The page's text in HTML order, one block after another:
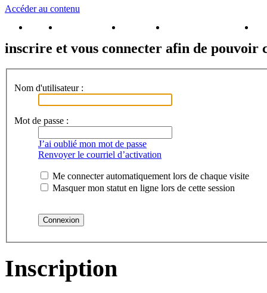
Accéder au contenu
Accueil
Inscrivez-vous ! Connexion Brochure Puy du Fou
inscrire et vous connecter afin de pouvoir
Nom d'utilisateur :
Mot de passe :
J’ai oublié mon mot de passe
Renvoyer le courriel d’activation
Me connecter automatiquement lors de chaque visite
Masquer mon statut en ligne lors de cette session
Inscription